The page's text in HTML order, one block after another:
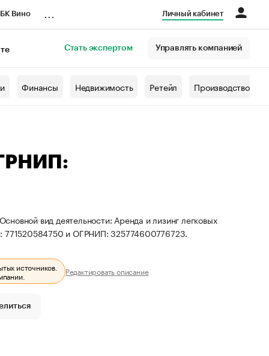
Вино Личный кабинет
Стать экспертом Управлять компанией
Финансы Недвижимость Ретейл Производство
вид деятельности: Аренда и лизинг легковых
771520584750 и ОГРНИП: 325774600776723.
источников.
Редактировать описание